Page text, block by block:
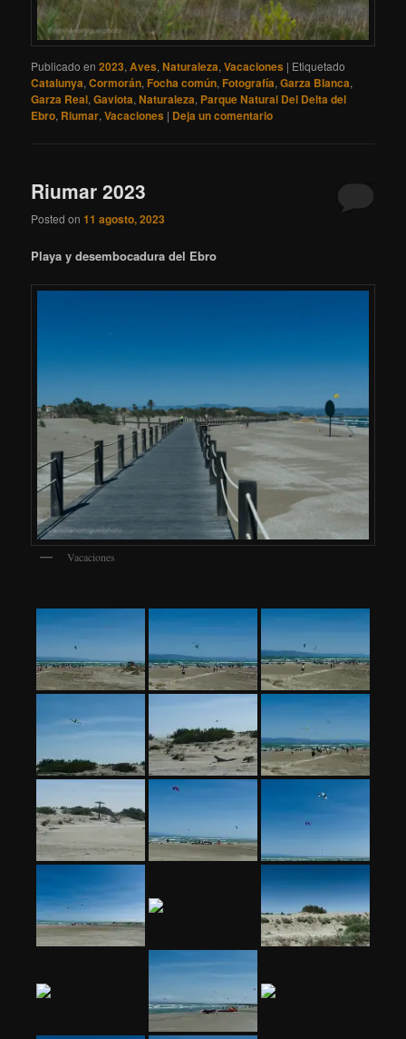
Publicado en 2023,Aves,Naturaleza,Vacaciones | Etiquetado
Catalunya,Cormorán, Focha común, Fotografía,Garza Blanca,
Garza Real,Gaviota,Naturaleza, Parque Natural Del Delta del
Ebro, Riumar,Vacaciones | Deja un comentario
Riumar 2023
Posted on11 agosto, 2023
Playa y desembocadura del Ebro
Vacaciones